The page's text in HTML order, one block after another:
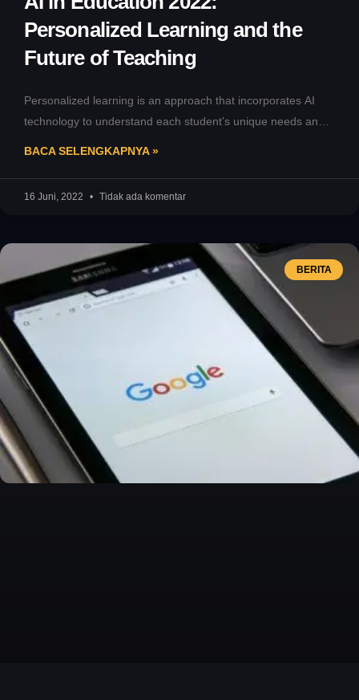
Personalized Learning and the
Future of Teaching
Personalized learning is an approach that incorporates AI
technology to understand each student’s unique needs and
BACA SELENGKAPNYA »
16 Juni, 2022 Tidak ada komentar
BERITA